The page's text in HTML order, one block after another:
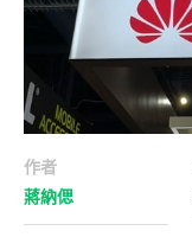
作者
蔣納偲